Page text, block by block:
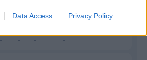
Data Access Privacy Policy